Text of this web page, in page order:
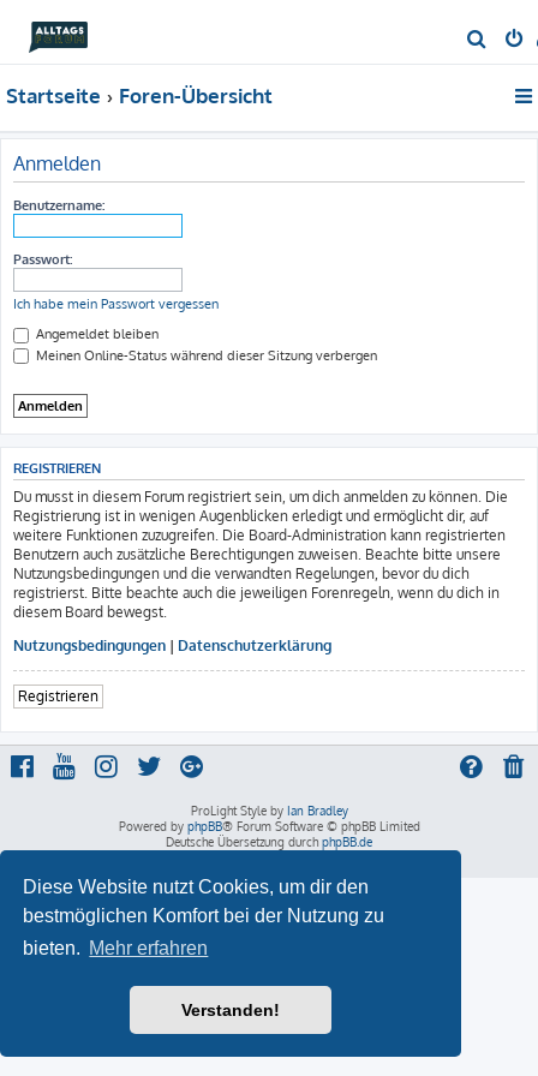
Diese Website nutzt Cookies, um dir den
bestmöglichen Komfort bei der Nutzung zu
bieten. Mehr erfahren
Verstanden!
u
Startseite Foren-Übersicht
Anmelden
Benutzername:
Passwort:
Ich habe mein Passwort vergessen
Angemeldet bleiben
Meinen Online-Status während dieser Sitzung verbergen
REGISTRIEREN
Du musst in diesem Forum registriert sein, um dich anmelden zu können. Die
Registrierung ist in wenigen Augenblicken erledigt und ermöglicht dir, auf
weitere Funktionen zuzugreifen. Die Board-Administration kann registrierten
Benutzern auch zusätzliche Berechtigungen zuweisen. Beachte bitte unsere
Nutzungsbedingungen und die verwandten Regelungen, bevor du dich
registrierst. Bitte beachte auch die jeweiligen Forenregeln, wenn du dich in
diesem Board bewegst.
Nutzungsbedingungen | Datenschutzerklärung
Registrieren
ProLight Style by Ian Bradley
Powered by phpBB® Forum Software © phpBB Limited
Deutsche Übersetzung durch phpBB.de